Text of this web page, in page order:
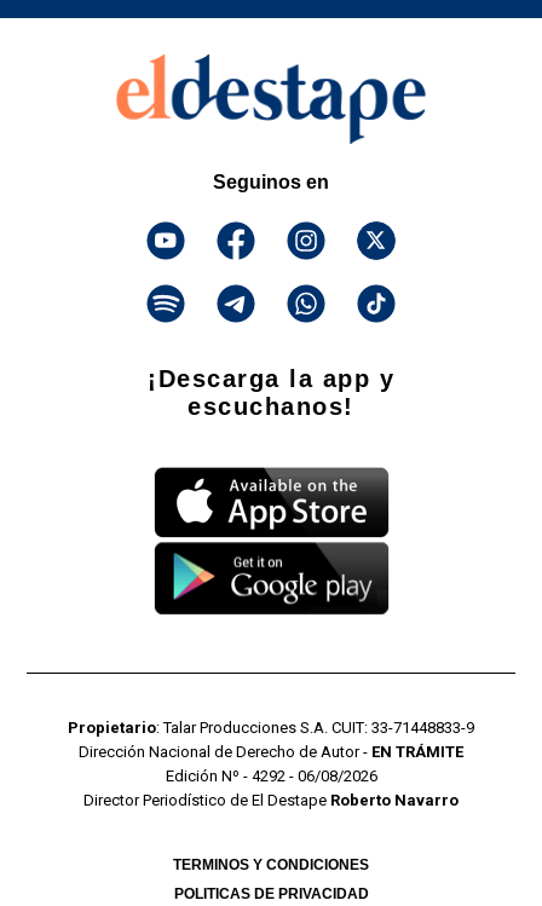
Seguinos en
¡Descarga la app y
escuchanos!
Propietario: Talar Producciones S.A. CUIT: 33-71448833-9
Dirección Nacional de Derecho de Autor - EN TRÁMITE
Edición Nº - 4292 - 06/08/2026
Director Periodístico de El Destape Roberto Navarro
TERMINOS Y CONDICIONES
POLITICAS DE PRIVACIDAD